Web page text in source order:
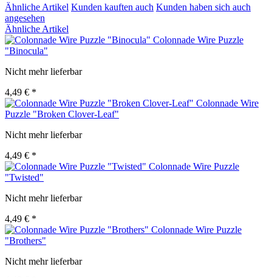
Ähnliche Artikel Kunden kauften auch Kunden haben sich auch
angesehen
Ähnliche Artikel
Colonnade Wire Puzzle
"Binocula"
Nicht mehr lieferbar
4,49 € *
Colonnade Wire
Puzzle "Broken Clover-Leaf"
Nicht mehr lieferbar
4,49 € *
Colonnade Wire Puzzle
"Twisted"
Nicht mehr lieferbar
4,49 € *
Colonnade Wire Puzzle
"Brothers"
Nicht mehr lieferbar